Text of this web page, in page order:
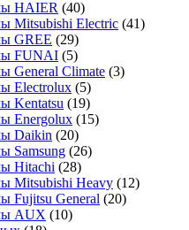
HAIER (40)
Mitsubishi Electric (41)
GREE (29)
FUNAI (5)
General Climate (3)
Electrolux (5)
Kentatsu (19)
Energolux (15)
Daikin (20)
Samsung (26)
Hitachi (28)
Mitsubishi Heavy (12)
Fujitsu General (20)
AUX (10)